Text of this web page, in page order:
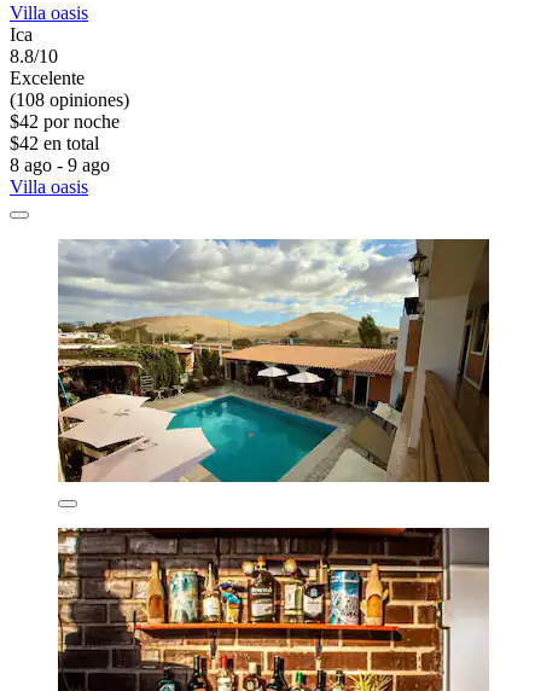
Villa oasis
Ica
8.8/10
Excelente
(108 opiniones)
$42 por noche
$42 en total
8 ago - 9 ago
Villa oasis